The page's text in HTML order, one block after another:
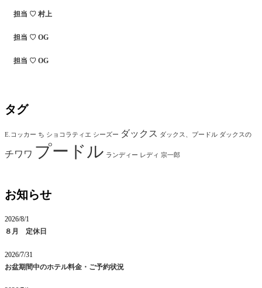
担当 ♡ 村上
担当 ♡ OG
担当 ♡ OG
タグ
E.コッカー ち ショコラティエ シーズー ダックス ダックス、プードル ダックスの
チワワ プードル ランディー レディ 宗一郎
お知らせ
2026/8/1
８月 定休日
2026/7/31
お盆期間中のホテル料金・ご予約状況